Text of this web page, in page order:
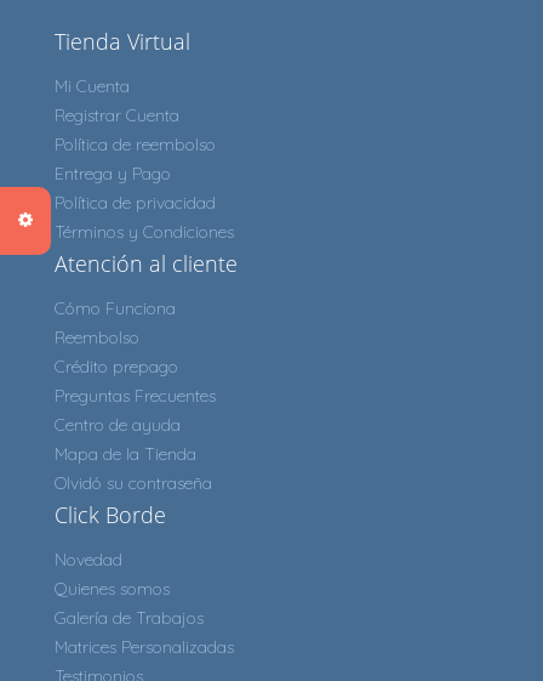
Tienda Virtual
Mi Cuenta
Registrar Cuenta
Política de reembolso
Entrega y Pago
Política de privacidad
Términos y Condiciones
Atención al cliente
Cómo Funciona
Reembolso
Crédito prepago
Preguntas Frecuentes
Centro de ayuda
Mapa de la Tienda
Olvidó su contraseña
Click Borde
Novedad
Quienes somos
Galería de Trabajos
Matrices Personalizadas
Testimonios